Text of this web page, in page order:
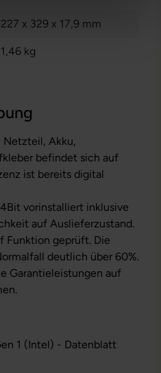
Netzteil, Akku,
befindet sich auf
ist bereits digital
vorinstalliert inklusive
auf Auslieferzustand.
Funktion geprüft. Die
deutlich über 60%.
Garantieleistungen auf
1 (Intel) - Datenblatt
227 x 329 x 17,9 mm
1,46 kg